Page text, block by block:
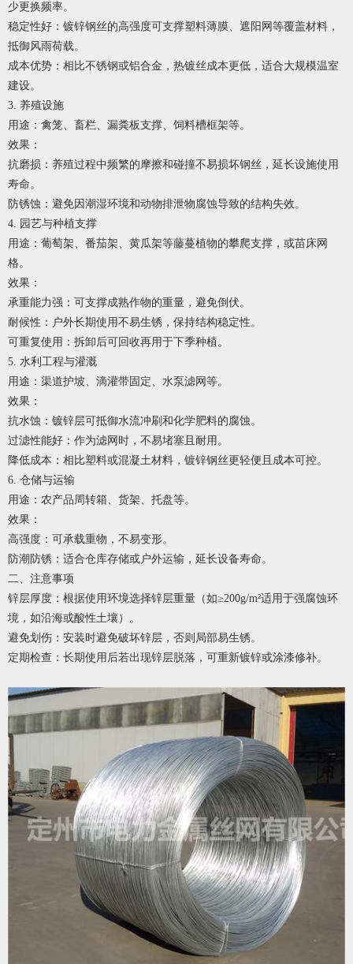
少更换频率。
稳定性好：镀锌钢丝的高强度可支撑塑料薄膜、遮阳网等覆盖材料，
抵御风雨荷载。
成本优势：相比不锈钢或铝合金，热镀丝成本更低，适合大规模温室
建设。
3. 养殖设施
用途：禽笼、畜栏、漏粪板支撑、饲料槽框架等。
效果：
抗磨损：养殖过程中频繁的摩擦和碰撞不易损坏钢丝，延长设施使用
寿命。
防锈蚀：避免因潮湿环境和动物排泄物腐蚀导致的结构失效。
4. 园艺与种植支撑
用途：葡萄架、番茄架、黄瓜架等藤蔓植物的攀爬支撑，或苗床网
格。
效果：
承重能力强：可支撑成熟作物的重量，避免倒伏。
耐候性：户外长期使用不易生锈，保持结构稳定性。
可重复使用：拆卸后可回收再用于下季种植。
5. 水利工程与灌溉
用途：渠道护坡、滴灌带固定、水泵滤网等。
效果：
抗水蚀：镀锌层可抵御水流冲刷和化学肥料的腐蚀。
过滤性能好：作为滤网时，不易堵塞且耐用。
降低成本：相比塑料或混凝土材料，镀锌钢丝更轻便且成本可控。
6. 仓储与运输
用途：农产品周转箱、货架、托盘等。
效果：
高强度：可承载重物，不易变形。
防潮防锈：适合仓库存储或户外运输，延长设备寿命。
二、注意事项
锌层厚度：根据使用环境选择锌层重量（如≥200g/m²适用于强腐蚀环
境，如沿海或酸性土壤）。
避免划伤：安装时避免破坏锌层，否则局部易生锈。
定期检查：长期使用后若出现锌层脱落，可重新镀锌或涂漆修补。